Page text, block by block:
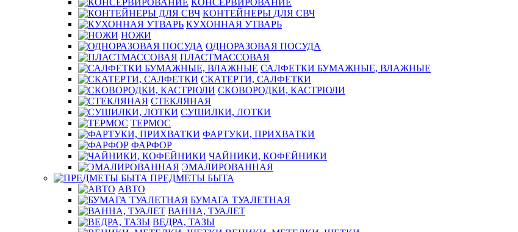
КОНСЕРВИРОВАНИЕ
КОНТЕЙНЕРЫ ДЛЯ СВЧ
КУХОННАЯ УТВАРЬ
НОЖИ
ОДНОРАЗОВАЯ ПОСУДА
ПЛАСТМАССОВАЯ
САЛФЕТКИ БУМАЖНЫЕ, ВЛАЖНЫЕ
СКАТЕРТИ, САЛФЕТКИ
СКОВОРОДКИ, КАСТРЮЛИ
СТЕКЛЯНАЯ
СУШИЛКИ, ЛОТКИ
ТЕРМОС
ФАРТУКИ, ПРИХВАТКИ
ФАРФОР
ЧАЙНИКИ, КОФЕЙНИКИ
ЭМАЛИРОВАННАЯ
ПРЕДМЕТЫ БЫТА
АВТО
БУМАГА ТУАЛЕТНАЯ
ВАННА, ТУАЛЕТ
ВЕДРА, ТАЗЫ